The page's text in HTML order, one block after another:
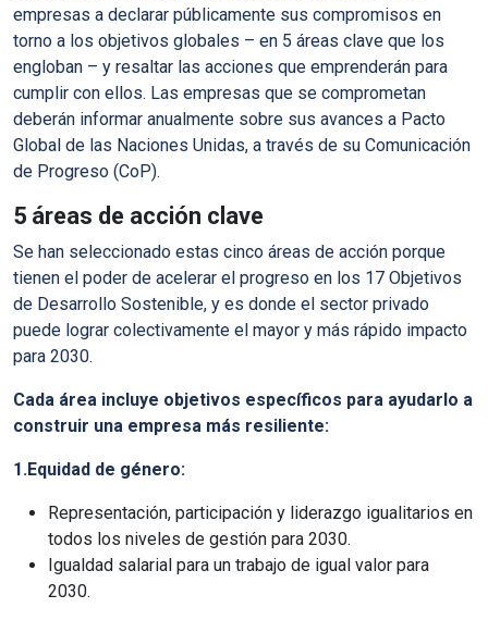
empresas a declarar públicamente sus compromisos en
torno a los objetivos globales – en 5 áreas clave que los
engloban – y resaltar las acciones que emprenderán para
cumplir con ellos. Las empresas que se comprometan
deberán informar anualmente sobre sus avances a Pacto
Global de las Naciones Unidas, a través de su Comunicación
de Progreso (CoP).
5 áreas de acción clave
Se han seleccionado estas cinco áreas de acción porque
tienen el poder de acelerar el progreso en los 17 Objetivos
de Desarrollo Sostenible, y es donde el sector privado
puede lograr colectivamente el mayor y más rápido impacto
para 2030.
Cada área incluye objetivos específicos para ayudarlo a
construir una empresa más resiliente:
1.Equidad de género:
Representación, participación y liderazgo igualitarios en
todos los niveles de gestión para 2030.
Igualdad salarial para un trabajo de igual valor para
2030.